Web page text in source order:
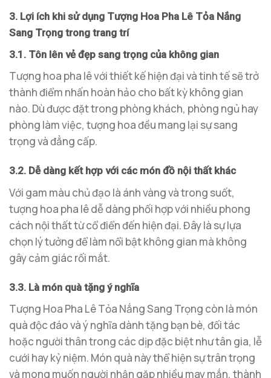
3. Lợi ích khi sử dụng Tượng Hoa Pha Lê Tỏa Nắng
Sang Trọng trong trang trí
3.1. Tôn lên vẻ đẹp sang trọng của không gian
Tượng hoa pha lê với thiết kế hiện đại và tinh tế sẽ trở
thành điểm nhấn hoàn hảo cho bất kỳ không gian
nào. Dù được đặt trong phòng khách, phòng ngủ hay
phòng làm việc, tượng hoa đều mang lại sự sang
trọng và đẳng cấp.
3.2. Dễ dàng kết hợp với các món đồ nội thất khác
Với gam màu chủ đạo là ánh vàng và trong suốt,
tượng hoa pha lê dễ dàng phối hợp với nhiều phong
cách nội thất từ cổ điển đến hiện đại. Đây là sự lựa
chọn lý tưởng để làm nổi bật không gian mà không
gây cảm giác rối mắt.
3.3. Là món quà tặng ý nghĩa
Tượng Hoa Pha Lê Tỏa Nắng Sang Trọng còn là món
quà độc đáo và ý nghĩa dành tặng bạn bè, đối tác
hoặc người thân trong các dịp đặc biệt như tân gia, lễ
cưới hay kỷ niệm. Món quà này thể hiện sự trân trọng
và mong muốn người nhận gặp nhiều may mắn, thành